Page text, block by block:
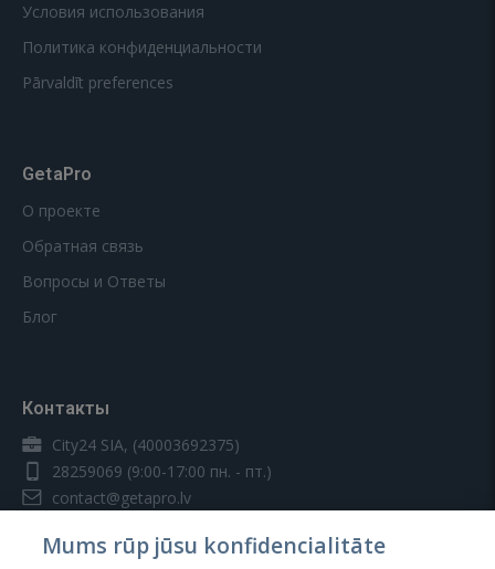
Условия использования
Политика конфиденциальности
Pārvaldīt preferences
GetaPro
О проекте
Обратная связь
Вопросы и Ответы
Блог
Контакты
City24 SIA, (40003692375)
28259069 (9:00-17:00 пн. - пт.)
contact@getapro.lv
Mums rūp jūsu konfidencialitāte